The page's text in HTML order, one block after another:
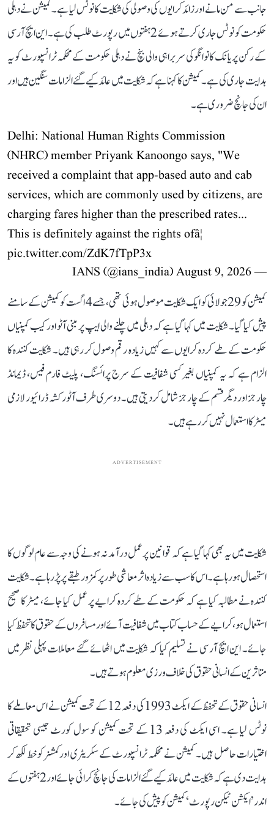
جانب سے من مانے اور زائد کرایوں کی وصولی کی شکایت کا نوٹس لیا ہے۔ کمیشن نے دہلی
حکومت کو نوٹس جاری کرتے ہوئے 2 ہفتوں میں رپورٹ طلب کی ہے۔ این ایچ آر سی
کے رکن پریانک کانوانگو کی سربراہی والی بنچ نے دہلی حکومت کے محکمہ ٹرانسپورٹ کو یہ
ہدایت جاری کی ہے۔ کمیشن کا کہنا ہے کہ شکایت میں عائد کیے گئے الزامات سنگین ہیں اور
ان کی جانچ ضروری ہے۔
Delhi: National Human Rights Commission
(NHRC) member Priyank Kanoongo says, "We
received a complaint that app-based auto and cab
services, which are commonly used by citizens, are
charging fares higher than the prescribed rates...
This is definitely against the rights ofâ¦
pic.twitter.com/ZdK7fTpP3x
— IANS (@ians_india)
August 9, 2026
کمیشن کو 29 جولائی کو ایک شکایت موصول ہوئی تھی، جسے 4 اگست کو کمیشن کے سامنے
پیش کیا گیا۔ شکایت میں کہا گیا ہے کہ دہلی میں چلنے والی ایپ پر مبنی آٹو اور کیب کمپنیاں
حکومت کے طے کردہ کرایوں سے کہیں زیادہ رقم وصول کر رہی ہیں۔ شکایت کنندہ کا
الزام ہے کہ یہ کمپنیاں بغیر کسی شفافیت کے سرج پرائسنگ، پلیٹ فارم فیس، ڈیمانڈ
چارجز اور دیگر قسم کے چارجز شامل کر دیتی ہیں۔ دوسری طرف آٹو رکشہ ڈرائیور لازمی
میٹر کا استعمال نہیں کر رہے ہیں۔
ADVERTISEMENT
شکایت میں یہ بھی کہا گیا ہے کہ قوانین پر عمل درآمد نہ ہونے کی وجہ سے عام لوگوں کا
استحصال ہو رہا ہے۔ اس کا سب سے زیادہ اثر معاشی طور پر کمزور طبقے پر پڑ رہا ہے۔ شکایت
کنندہ نے مطالبہ کیا ہے کہ حکومت کے طے کردہ کرایے پر عمل کیا جائے، میٹر کا صحیح
استعمال ہو، کرایے کے حساب کتاب میں شفافیت آئے اور مسافروں کے حقوق کا تحفظ کیا
جائے۔ این ایچ آر سی نے تسلیم کیا کہ شکایت میں اٹھائے گئے معاملات پہلی نظر میں
متاثرین کے انسانی حقوق کی خلاف ورزی معلوم ہوتے ہیں۔
انسانی حقوق کے تحفظ کے ایکٹ 1993 کی دفعہ 12 کے تحت کمیشن نے اس معاملے کا
نوٹس لیا ہے۔ اسی ایکٹ کی دفعہ 13 کے تحت کمیشن کو سول کورٹ جیسی تحقیقاتی
اختیارات حاصل ہیں۔ کمیشن نے محکمہ ٹرانسپورٹ کے سکریٹری اور کمشنر کو خط لکھ کر
ہدایت دی ہے کہ شکایت میں عائد کیے گئے الزامات کی جانچ کرائی جائے اور 2 ہفتوں کے
اندر ’ایکشن ٹیکن رپورٹ‘ کمیشن کو پیش کی جائے۔